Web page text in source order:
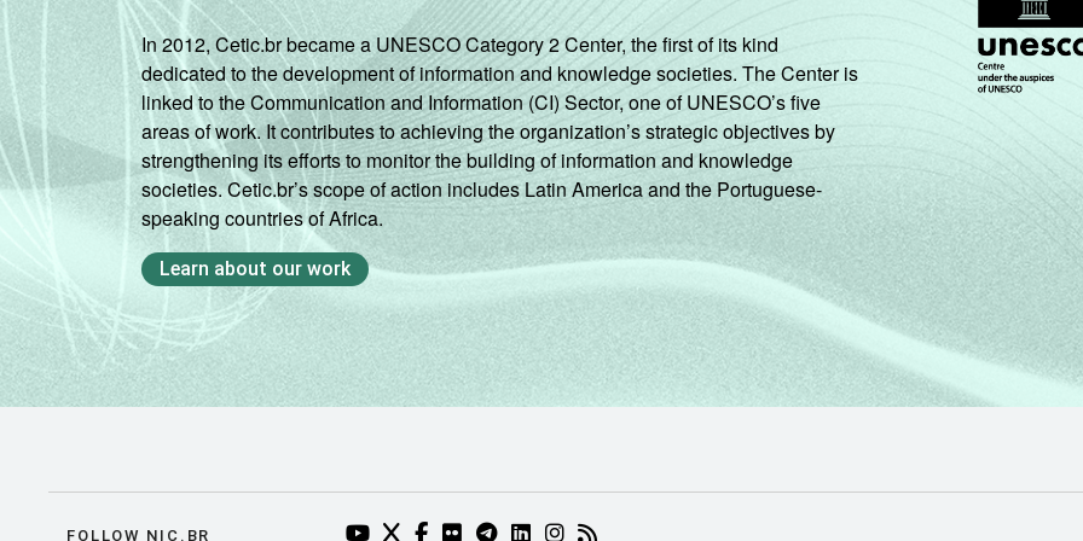
In 2012, Cetic.br became a UNESCO Category 2 Center, the first of its kind
dedicated to the development of information and knowledge societies. The Center is
linked to the Communication and Information (CI) Sector, one of UNESCO’s five
areas of work. It contributes to achieving the organization’s strategic objectives by
strengthening its efforts to monitor the building of information and knowledge
societies. Cetic.br’s scope of action includes Latin America and the Portuguese-
speaking countries of Africa.
Learn about our work
FOLLOW NIC.BR YOUTUBE DO NIC.BR (ABRE EM NOVA ABA)
TWITTER DO NIC.BR (ABRE EM NOVA ABA)
FACEBOOK DO NIC.BR (ABRE EM NOVA ABA)
FLICKR DO NIC.BR (ABRE EM NOVA ABA)
TELEGRAM DO NIC.BR (ABRE EM NOVA ABA)
LINKEDIN DO NIC.BR (ABRE EM NOVA ABA)
INSTAGRAM DO NIC.BR (ABRE EM NOVA ABA)
RSS DO NIC.BR (ABRE EM NOVA ABA)